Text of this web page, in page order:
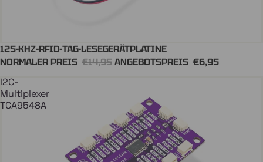
In Den Einkaufswagen
125-KHZ-RFID-TAG-LESEGERÄTPLATINE
NORMALER PREIS €14,95ANGEBOTSPREIS €6,95
I2C-
Multiplexer
TCA9548A